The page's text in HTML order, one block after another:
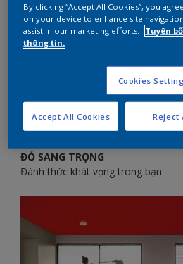
Chứa đựng sự mạnh mẽ và
cho không gian của bạn sự ấn
ĐỎ SANG TRỌNG
Đánh thức khát vọng trong bạn
By clicking “Accept All Cookies”, you
on your device to enhance site
assist in our marketing efforts.
Tuyên
thông tin.
Cookies
Reject
Accept All Cookies